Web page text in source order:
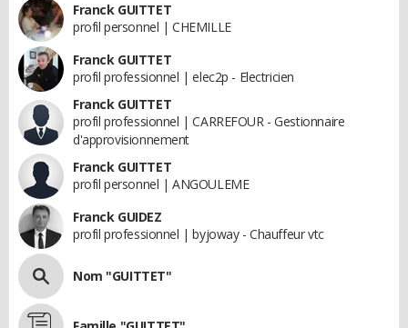
Franck GUITTET
profil personnel | CHEMILLE
Franck GUITTET
profil professionnel | elec2p - Electricien
Franck GUITTET
profil professionnel | CARREFOUR - Gestionnaire
d'approvisionnement
Franck GUITTET
profil personnel | ANGOULEME
Franck GUIDEZ
profil professionnel | byjoway - Chauffeur vtc
Nom "GUITTET"